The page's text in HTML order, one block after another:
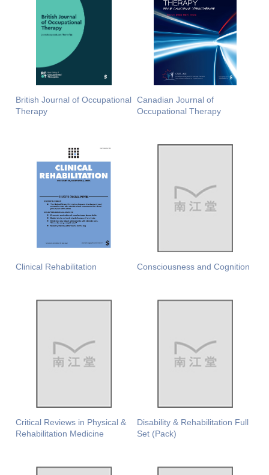
British Journal of Occupational
Therapy
Canadian Journal of
Occupational Therapy
Clinical Rehabilitation Consciousness and Cognition
Critical Reviews in Physical &
Rehabilitation Medicine
Disability & Rehabilitation Full
Set (Pack)